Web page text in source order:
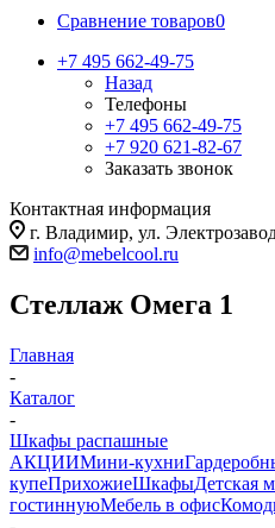
Сравнение товаров0
+7 495 662-49-75
Назад
Телефоны
+7 495 662-49-75
+7 920 621-82-67
Заказать звонок
Контактная информация
г. Владимир, ул.
info@mebelcool.ru
Стеллаж Омега 1
Главная
-
Каталог
-
Шкафы распашные
АКЦИИМини-кухни
купеПрихожиеШкафыДетская
гостиннуюМебель в офис